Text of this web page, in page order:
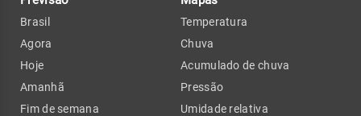
Brasil
Agora
Hoje
Amanhã
Fim de semana
Temperatura
Chuva
Acumulado de chuva
Pressão
Umidade relativa